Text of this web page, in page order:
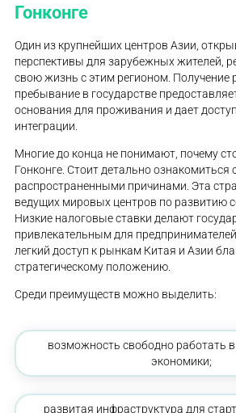
Гонконге
Один из крупнейших центров Азии,
перспективы для зарубежных жителей,
свою жизнь с этим регионом. Получение
пребывание в государстве
основания для проживания и дает
интеграции.
Многие до конца не понимают, почему
Гонконге. Стоит детально ознакомиться
распространенными причинами. Эта
ведущих мировых центров по развитию
Низкие налоговые ставки делают
привлекательным для
легкий доступ к рынкам Китая и Азии
стратегическому положению.
Среди преимуществ можно выделить:
возможность свободно работать
экономики;
развитая инфраструктура для